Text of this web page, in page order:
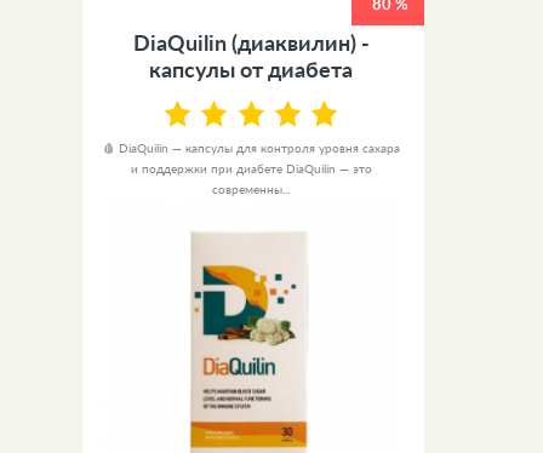
DiaQuilin (диаквилин) -
капсулы от диабета
🩸 DiaQuilin — капсулы для контроля уровня сахара
и поддержки при диабете DiaQuilin — это
современны...